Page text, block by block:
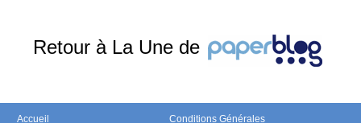
Retour à La Une de
Accueil Conditions Générales